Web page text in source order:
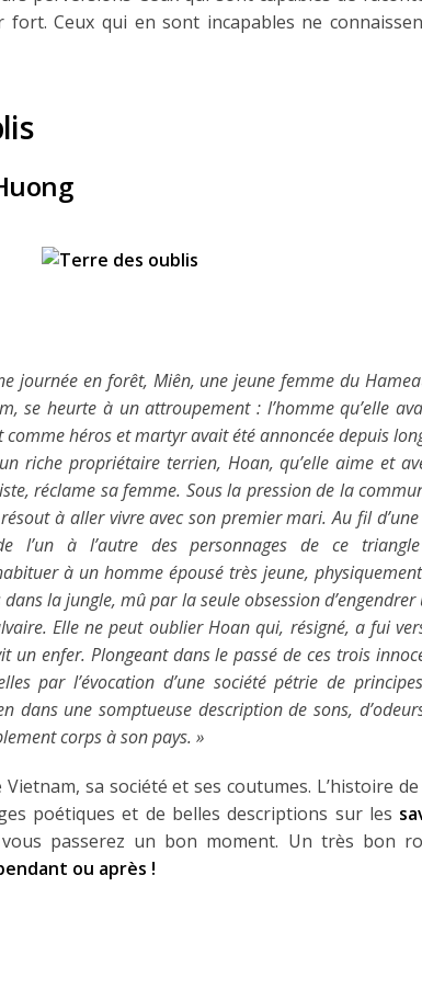
Ceux qui en sont incapables ne
journée en forêt, Miên, une jeune femme du
se heurte à un attroupement : l’homme qu’elle
héros et martyr avait été annoncée depuis
riche propriétaire terrien, Hoan, qu’elle aime et
réclame sa femme. Sous la pression de la
à aller vivre avec son premier mari. Au fil
l’un à l’autre des personnages de ce
à un homme épousé très jeune,
dans la jungle, mû par la seule obsession
Elle ne peut oublier Hoan qui, résigné, a fui
un enfer. Plongeant dans le passé de ces trois
par l’évocation d’une société pétrie de
dans une somptueuse description de sons,
corps à son pays. »
sa société et ses coutumes. L’histoire
poétiques et de belles descriptions sur les
vous passerez un bon moment. Un très bon
ou après !